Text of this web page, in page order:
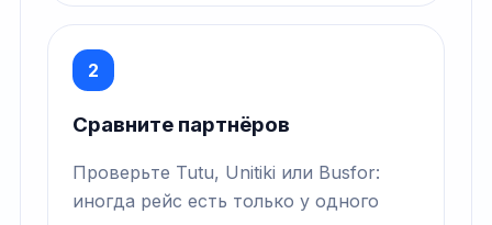
2
Сравните партнёров
Проверьте Tutu, Unitiki или Busfor:
иногда рейс есть только у одного